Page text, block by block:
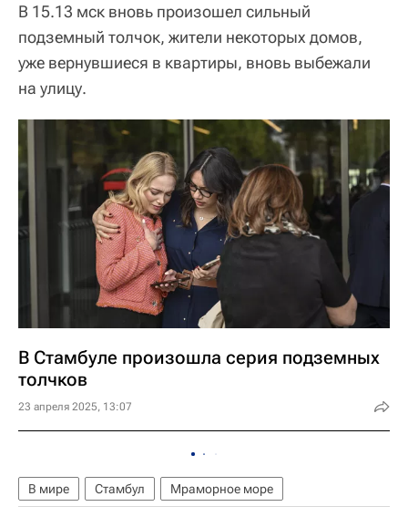
В 15.13 мск вновь произошел сильный
подземный толчок, жители некоторых домов,
уже вернувшиеся в квартиры, вновь выбежали
на улицу.
В Стамбуле произошла серия подземных
толчков
23 апреля 2025, 13:07
В мире Стамбул Мраморное море